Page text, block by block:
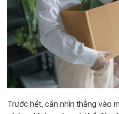
Trước hết, cần nhìn thẳng vào